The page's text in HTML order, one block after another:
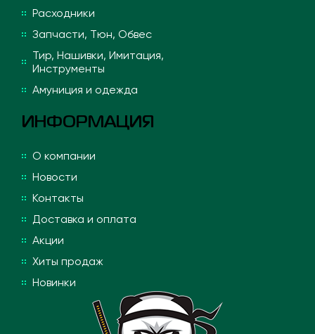
Расходники
Запчасти, Тюн, Обвес
Тир, Нашивки, Имитация,
Инструменты
Амуниция и одежда
ИНФОРМАЦИЯ
О компании
Новости
Контакты
Доставка и оплата
Акции
Хиты продаж
Новинки